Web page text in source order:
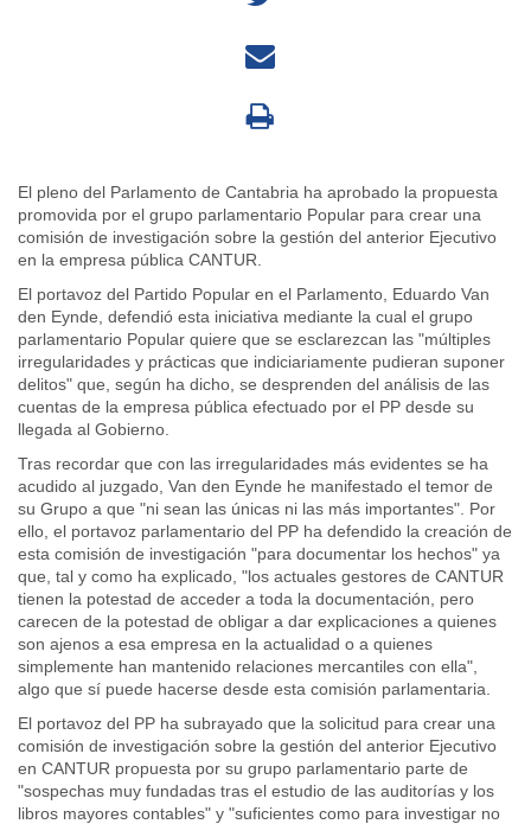
El pleno del Parlamento de Cantabria ha aprobado la propuesta
promovida por el grupo parlamentario Popular para crear una
comisión de investigación sobre la gestión del anterior Ejecutivo
en la empresa pública CANTUR.
El portavoz del Partido Popular en el Parlamento, Eduardo Van
den Eynde, defendió esta iniciativa mediante la cual el grupo
parlamentario Popular quiere que se esclarezcan las "múltiples
irregularidades y prácticas que indiciariamente pudieran suponer
delitos" que, según ha dicho, se desprenden del análisis de las
cuentas de la empresa pública efectuado por el PP desde su
llegada al Gobierno.
Tras recordar que con las irregularidades más evidentes se ha
acudido al juzgado, Van den Eynde he manifestado el temor de
su Grupo a que "ni sean las únicas ni las más importantes". Por
ello, el portavoz parlamentario del PP ha defendido la creación de
esta comisión de investigación "para documentar los hechos" ya
que, tal y como ha explicado, "los actuales gestores de CANTUR
tienen la potestad de acceder a toda la documentación, pero
carecen de la potestad de obligar a dar explicaciones a quienes
son ajenos a esa empresa en la actualidad o a quienes
simplemente han mantenido relaciones mercantiles con ella",
algo que sí puede hacerse desde esta comisión parlamentaria.
El portavoz del PP ha subrayado que la solicitud para crear una
comisión de investigación sobre la gestión del anterior Ejecutivo
en CANTUR propuesta por su grupo parlamentario parte de
"sospechas muy fundadas tras el estudio de las auditorías y los
libros mayores contables" y "suficientes como para investigar no